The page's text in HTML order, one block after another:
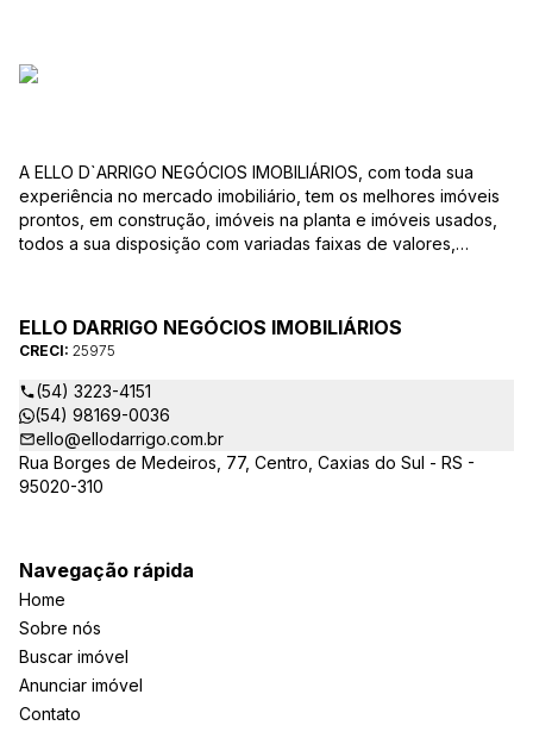
A ELLO D`ARRIGO NEGÓCIOS IMOBILIÁRIOS, com toda sua
experiência no mercado imobiliário, tem os melhores imóveis
prontos, em construção, imóveis na planta e imóveis usados,
todos a sua disposição com variadas faixas de valores,
credenciados ao CRECI-25975 estarão sempre prontos para
responder-lhe todas as suas dúvidas sobre casas,
apartamentos, terrenos, salas comerciais e outros produtos
imobiliários.
ELLO DARRIGO NEGÓCIOS IMOBILIÁRIOS
CRECI: 25975
(54) 3223-4151
(54) 98169-0036
ello@ellodarrigo.com.br
Rua Borges de Medeiros, 77, Centro, Caxias do Sul - RS -
95020-310
Navegação rápida
Home
Sobre nós
Buscar imóvel
Anunciar imóvel
Contato